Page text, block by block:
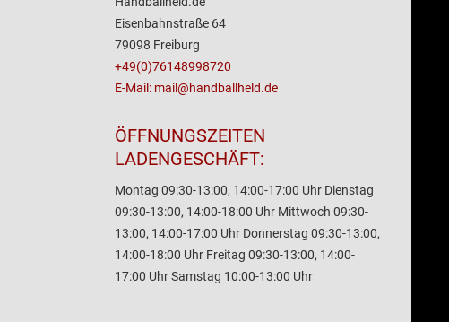
Eisenbahnstraße 64
79098 Freiburg
+49(0)76148998720
E-Mail: mail@handballheld.de
ÖFFNUNGSZEITEN
LADENGESCHÄFT:
Montag 09:30-13:00, 14:00-17:00 Uhr Dienstag
09:30-13:00, 14:00-18:00 Uhr Mittwoch 09:30-
13:00, 14:00-17:00 Uhr Donnerstag 09:30-13:00,
14:00-18:00 Uhr Freitag 09:30-13:00, 14:00-
17:00 Uhr Samstag 10:00-13:00 Uhr